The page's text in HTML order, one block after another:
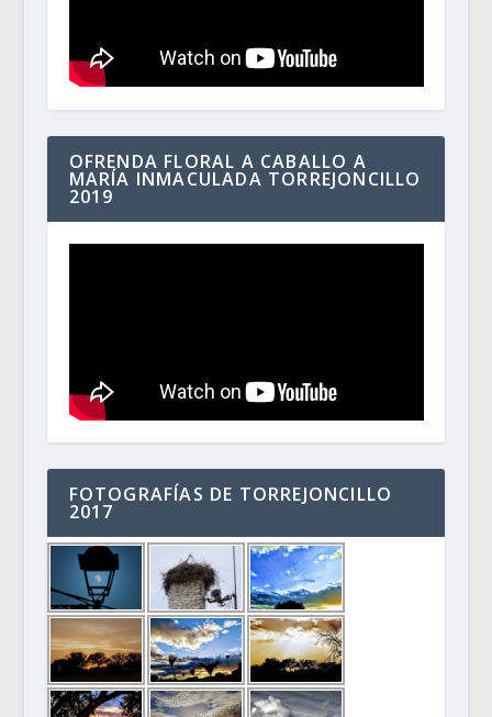
OFRENDA FLORAL A CABALLO A
MARÍA INMACULADA TORREJONCILLO
2019
FOTOGRAFÍAS DE TORREJONCILLO
2017